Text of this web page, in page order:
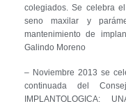
colegiados. Se celebra
seno maxilar y
mantenimiento de
Galindo Moreno
– Noviembre 2013 se
continuada del
IMPLANTOLOGICA: